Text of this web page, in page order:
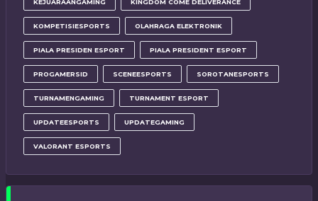
KEJUARAANGAMING KINGDOM COME DELIVERANCE
KOMPETISIESPORTS OLAHRAGA ELEKTRONIK
PIALA PRESIDEN ESPORT PIALA PRESIDENT ESPORT
PROGAMERSID SCENEESPORTS SOROTANESPORTS
TURNAMENGAMING TURNAMENT ESPORT
UPDATEESPORTS UPDATEGAMING
VALORANT ESPORTS